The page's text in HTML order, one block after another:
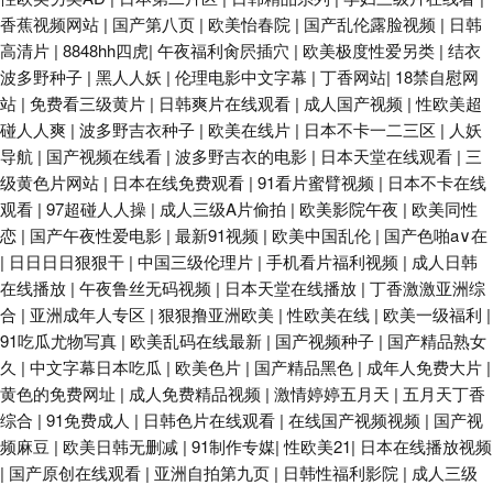
香蕉视频网站 | 国产第八页 | 欧美怡春院 | 国产乱伦露脸视频 | 日韩
高清片 | 8848hh四虎| 午夜福利肏屄插穴 | 欧美极度性爱另类 | 结衣
波多野种子 | 黑人人妖 | 伦理电影中文字幕 | 丁香网站| 18禁自慰网
站 | 免费看三级黄片 | 日韩爽片在线观看 | 成人国产视频 |性欧美超
碰人人爽 | 波多野吉衣种子 | 欧美在线片 | 日本不卡一二三区 | 人妖
导航 | 国产视频在线看 | 波多野吉衣的电影 | 日本天堂在线观看 | 三
级黄色片网站 | 日本在线免费观看 | 91看片蜜臂视频 | 日本不卡在线
观看 | 97超碰人人操 | 成人三级A片偷拍 | 欧美影院午夜 | 欧美同性
恋 | 国产午夜性爱电影 | 最新91视频 | 欧美中国乱伦 | 国产色啪a∨在
| 日日日日狠狠干 | 中国三级伦理片 | 手机看片福利视频 | 成人日韩
在线播放 | 午夜鲁丝无码视频 | 日本天堂在线播放 | 丁香激激亚洲综
合 | 亚洲成年人专区 | 狠狠撸亚洲欧美 |性欧美在线 | 欧美一级福利 |
91吃瓜尤物写真 | 欧美乱码在线最新 | 国产视频种子 | 国产精品熟女
久 | 中文字幕日本吃瓜 | 欧美色片 | 国产精品黑色 | 成年人免费大片 |
黄色的免费网址 | 成人免费精品视频 | 激情婷婷五月天 | 五月天丁香
综合 | 91免费成人 | 日韩色片在线观看 | 在线国产视频视频 | 国产视
频麻豆 | 欧美日韩无删减 | 91制作专媒|性欧美21| 日本在线播放视频
| 国产原创在线观看 | 亚洲自拍第九页 | 日韩性福利影院 | 成人三级